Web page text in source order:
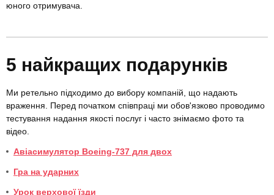
юного отримувача.
5 найкращих подарунків
Ми ретельно підходимо до вибору компаній, що надають
враження. Перед початком співпраці ми обов'язково проводимо
тестування надання якості послуг і часто знімаємо фото та
відео.
Авіасимулятор Boeing-737 для двох
Гра на ударних
Урок верхової їзди